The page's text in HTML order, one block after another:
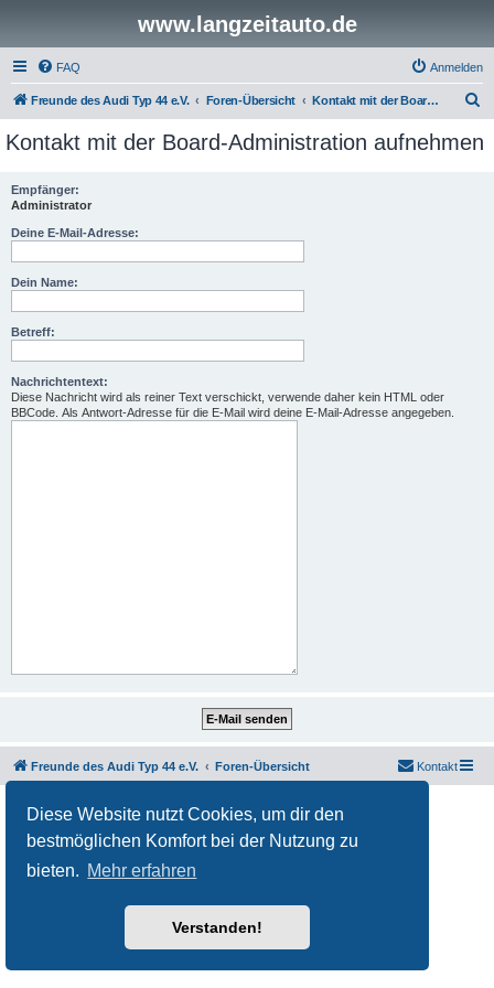
Diese Website nutzt Cookies, um dir den
bestmöglichen Komfort bei der Nutzung zu
bieten. Mehr erfahren
Verstanden!
www.langzeitauto.de
FAQ Anmelden
Freunde des Audi Typ 44 e.V. Foren-Übersicht Kontakt mit der Board-Administration aufnehmen
c
Kontakt mit der Board-Administration aufnehmen
Empfänger:
Administrator
Deine E-Mail-Adresse:
Dein Name:
Betreff:
Nachrichtentext:
Diese Nachricht wird als reiner Text verschickt, verwende daher kein HTML oder
BBCode. Als Antwort-Adresse für die E-Mail wird deine E-Mail-Adresse angegeben.
Freunde des Audi Typ 44 e.V. Foren-Übersicht Kontakt
Powered by phpBB
® Forum Software © phpBB Limited
Deutsche Übersetzung durch
Datenschutz|Nutzungsbedingungen